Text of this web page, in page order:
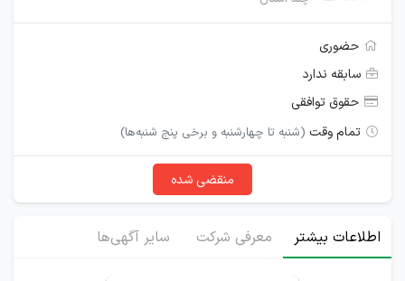
حضوری
سابقه ندارد
حقوق توافقی
تمام وقت (شنبه تا چهارشنبه و برخی پنج شنبه‌ها)
منقضی شده
اطلاعات بیشتر معرفی شرکت سایر آگهی‌ها